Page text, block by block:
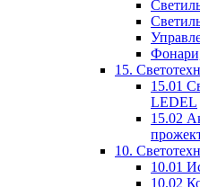
15.
15.01
LEDEL
15.02
10.
10.01
10.02